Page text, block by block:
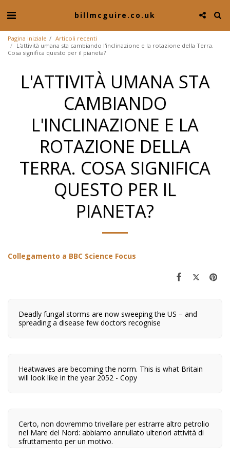
billmcguire.co.uk
Pagina iniziale
Articoli recenti
L'attività umana sta cambiando l'inclinazione e la rotazione della Terra.
Cosa significa questo per il pianeta?
L'ATTIVITÀ UMANA STA
CAMBIANDO
L'INCLINAZIONE E LA
ROTAZIONE DELLA
TERRA. COSA SIGNIFICA
QUESTO PER IL
PIANETA?
Collegamento a BBC Science Focus
Deadly fungal storms are now sweeping the US – and
spreading a disease few doctors recognise
Heatwaves are becoming the norm. This is what Britain
will look like in the year 2052 - Copy
Certo, non dovremmo trivellare per estrarre altro petrolio
nel Mare del Nord: abbiamo annullato ulteriori attività di
sfruttamento per un motivo.